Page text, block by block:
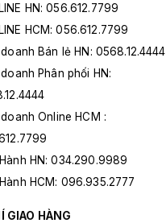
HN: 056.612.7799
HCM: 056.612.7799
doanh Bán lẻ HN: 0568.12.4444
Phân phối HN:
doanh Online HCM :
HN: 034.290.9989
HCM: 096.935.2777
GIAO HÀNG